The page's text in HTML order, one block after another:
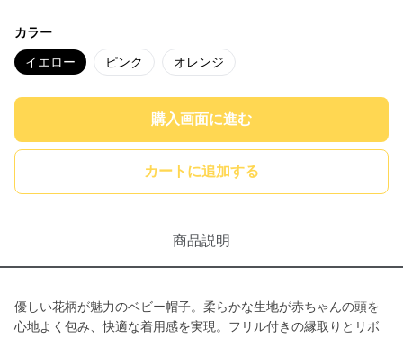
カラー
イエロー ピンク オレンジ
購入画面に進む
カートに追加する
商品説明
優しい花柄が魅力のベビー帽子。柔らかな生地が赤ちゃんの頭を
心地よく包み、快適な着用感を実現。フリル付きの縁取りとリボ